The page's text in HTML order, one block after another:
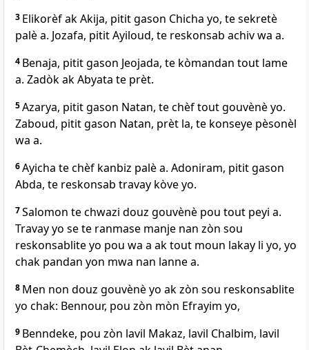
3 Elikorèf ak Akija, pitit gason Chicha yo, te sekretè
palè a. Jozafa, pitit Ayiloud, te reskonsab achiv wa a.
4 Benaja, pitit gason Jeojada, te kòmandan tout lame
a. Zadòk ak Abyata te prèt.
5Azarya, pitit gason Natan, te chèf tout gouvènè yo.
Zaboud, pitit gason Natan, prèt la, te konseye pèsonèl
wa a.
6Ayicha te chèf kanbiz palè a. Adoniram, pitit gason
Abda, te reskonsab travay kòve yo.
7Salomon te chwazi douz gouvènè pou tout peyi a.
Travay yo se te ranmase manje nan zòn sou
reskonsablite yo pou wa a ak tout moun lakay li yo, yo
chak pandan yon mwa nan lanne a.
8 Men non douz gouvènè yo ak zòn sou reskonsablite
yo chak: Bennour, pou zòn mòn Efrayim yo,
9 Benndeke, pou zòn lavil Makaz, lavil Chalbim, lavil